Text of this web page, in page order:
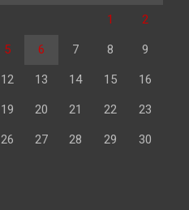
1 2
5 6 7 8 9
12 13 14 15 16
19 20 21 22 23
26 27 28 29 30